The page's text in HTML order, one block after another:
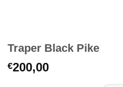
Traper Black Pike
€200,00